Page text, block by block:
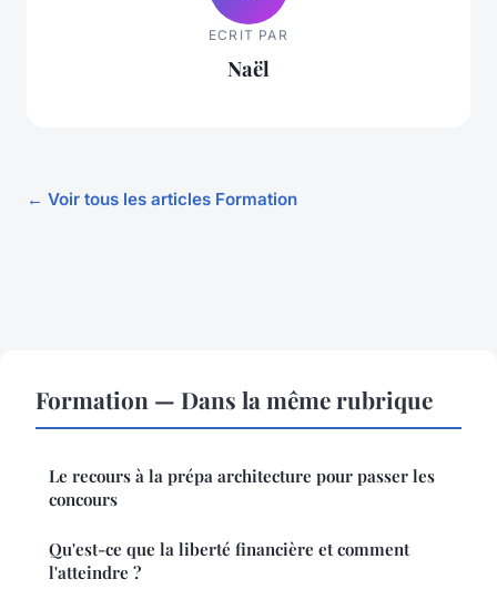
ECRIT PAR
Naël
← Voir tous les articles Formation
Formation — Dans la même rubrique
Le recours à la prépa architecture pour passer les
concours
Qu'est-ce que la liberté financière et comment
l'atteindre ?